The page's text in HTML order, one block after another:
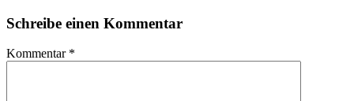
Schreibe einen Kommentar
Kommentar *